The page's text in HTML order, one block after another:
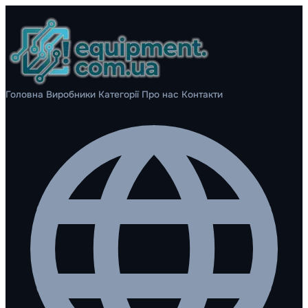
Головна Виробники Категорії Про нас Контакти